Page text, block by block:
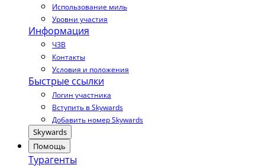
Использование миль
Уровни участия
Информация
ЧЗВ
Контакты
Условия и положения
Быстрые ссылки
Логин участника
Вступить в Skywards
Добавить номер Skywards
Skywards
Помощь
Турагенты